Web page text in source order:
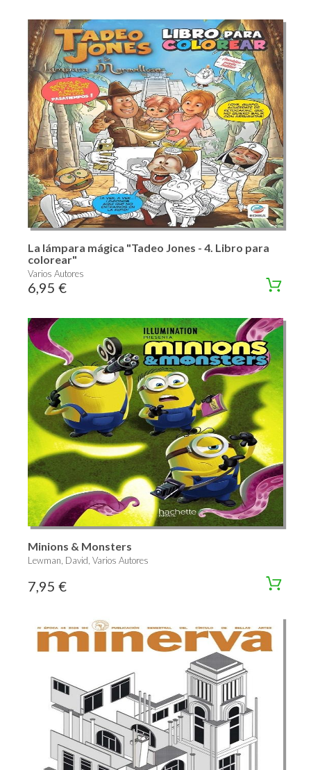
La lámpara mágica "Tadeo Jones - 4. Libro para
colorear"
Varios Autores
6,95 €
Minions & Monsters
Lewman, David, Varios Autores
7,95 €